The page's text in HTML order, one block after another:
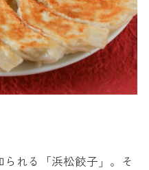
れる「浜松餃子」。そ